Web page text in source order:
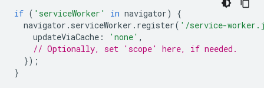
if ( 'serviceWorker' in navigator)
{
navigator . serviceWorker . register( '/service-
updateViaCache : 'none' ,
// Optionally, set 'scope' here, if needed.
});
}